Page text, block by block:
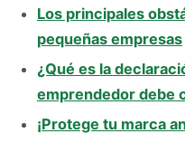
Los principales
pequeñas empresas
¿Qué es la
emprendedor debe
¡Protege tu marca